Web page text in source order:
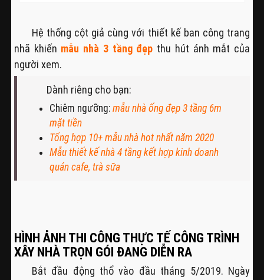
Hệ thống cột giả cùng với thiết kế ban công trang
nhã khiến mẫu nhà 3 tầng đẹp thu hút ánh mắt của
người xem.
Dành riêng cho bạn:
Chiêm ngưỡng: mẫu nhà ống đẹp 3 tầng 6m
mặt tiền
Tổng hợp 10+ mẫu nhà hot nhất năm 2020
Mẫu thiết kế nhà 4 tầng kết hợp kinh doanh
quán cafe, trà sữa
HÌNH ẢNH THI CÔNG THỰC TẾ CÔNG TRÌNH
XÂY NHÀ TRỌN GÓI ĐANG DIỄN RA
Bắt đầu động thổ vào đầu tháng 5/2019. Ngày